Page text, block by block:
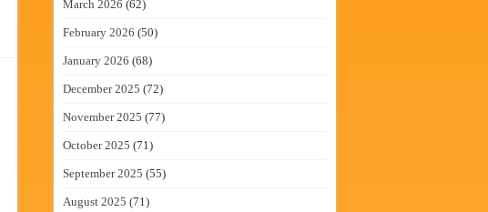
March 2026 (62)
February 2026 (50)
January 2026 (68)
December 2025 (72)
November 2025 (77)
October 2025 (71)
September 2025 (55)
August 2025 (71)